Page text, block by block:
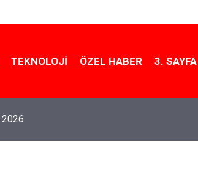
TEKNOLOJI ÖZEL HABER 3. SAYFA
2026